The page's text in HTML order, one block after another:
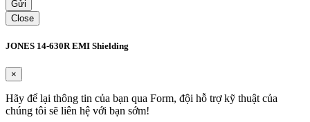
Close
JONES 14-630R EMI Shielding
×
Hãy để lại thông tin của bạn qua Form, đội hỗ trợ kỹ thuật của
chúng tôi sẽ liên hệ với bạn sớm!